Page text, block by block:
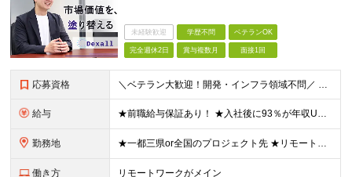
未経験歓迎 学歴不問 ベテランOK
完全週休2日 賞与複数月 面接1回
応募資格 ＼ベテラン大歓迎！開発・インフラ領域不問／ ■ITプロジェクトにおけるマネジメント経験、もしくはPM、PMOのご経験をお持ちの方 ■学歴不問 ～このような方にオススメです～ ・「人材育成・マネジメン
給与 ★前職給与保証あり！ ★入社後に93％が年収UPを実現 ★平均年収は【103万円UP】を実現 ★入社後年収最大【156万円UP】 ■月給40万円～90万円+昇給2回+賞与2回+各種手当 ＜スキル/
勤務地 ★一都三県or全国のプロジェクト先 ★リモート率85%＆フルリモート案件多数 ★転居を伴う転勤なし ★U・Iターンも歓迎！地方在住者の採用実績も多数あり ■本社 東京都渋谷区恵比寿西1-32-16
働き方 リモートワークがメイン